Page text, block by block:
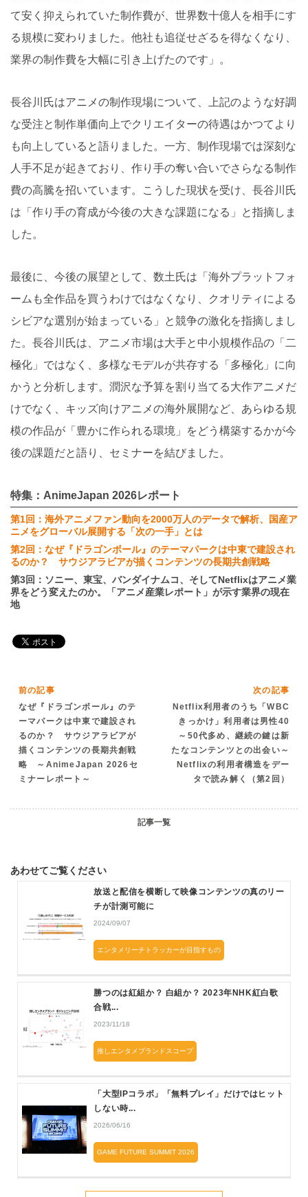
て安く抑えられていた制作費が、世界数十億人を相手にす
る規模に変わりました。他社も追従せざるを得なくなり、
業界の制作費を大幅に引き上げたのです」。
長谷川氏はアニメの制作現場について、上記のような好調
な受注と制作単価向上でクリエイターの待遇はかつてより
も向上していると語りました。一方、制作現場では深刻な
人手不足が起きており、作り手の奪い合いでさらなる制作
費の高騰を招いています。こうした現状を受け、長谷川氏
は「作り手の育成が今後の大きな課題になる」と指摘しま
した。
最後に、今後の展望として、数土氏は「海外プラットフォ
ームも全作品を買うわけではなくなり、クオリティによる
シビアな選別が始まっている」と競争の激化を指摘しまし
た。長谷川氏は、アニメ市場は大手と中小規模作品の「二
極化」ではなく、多様なモデルが共存する「多極化」に向
かうと分析します。潤沢な予算を割り当てる大作アニメだ
けでなく、キッズ向けアニメの海外展開など、あらゆる規
模の作品が「豊かに作られる環境」をどう構築するかが今
後の課題だと語り、セミナーを結びました。
特集：AnimeJapan 2026レポート
第1回：海外アニメファン動向を2000万人のデータで解析、国産ア
ニメをグローバル展開する「次の一手」とは
第2回：なぜ『ドラゴンボール』のテーマパークは中東で建設され
るのか？ サウジアラビアが描くコンテンツの長期共創戦略
第3回：ソニー、東宝、バンダイナムコ、そしてNetflixはアニメ業
界をどう変えたのか。「アニメ産業レポート」が示す業界の現在
地
前の記事
なぜ『ドラゴンボール』のテ
ーマパークは中東で建設され
るのか？ サウジアラビアが
描くコンテンツの長期共創戦
略 ～AnimeJapan 2026セ
ミナーレポート～
次の記事
Netflix利用者のうち「WBC
きっかけ」利用者は男性40
～50代多め、継続の鍵は新
たなコンテンツとの出会い～
Netflixの利用者構造をデー
タで読み解く（第2回）
記事一覧
あわせてご覧ください
放送と配信を横断して映像コンテンツの真のリー
チが計測可能に
2024/09/07
エンタメリーチトラッカーが目指すもの
勝つのは紅組か？ 白組か？ 2023年NHK紅白歌
合戦...
2023/11/18
推しエンタメブランドスコープ
「大型IPコラボ」「無料プレイ」だけではヒット
しない時...
2026/06/16
GAME FUTURE SUMMIT 2026